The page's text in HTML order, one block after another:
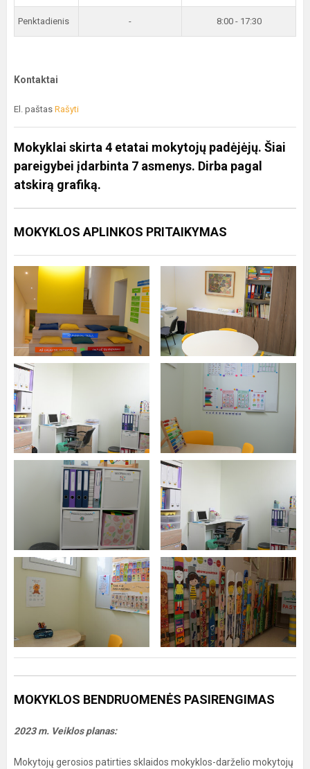
Penktadienis - 8:00 - 17:30
Kontaktai
El. paštas Rašyti
Mokyklai skirta 4 etatai mokytojų padėjėjų. Šiai
pareigybei įdarbinta 7 asmenys. Dirba pagal
atskirą grafiką.
MOKYKLOS APLINKOS PRITAIKYMAS
MOKYKLOS BENDRUOMENĖS PASIRENGIMAS
2023 m. Veiklos planas:
Mokytojų gerosios patirties sklaidos mokyklos-darželio mokytojų